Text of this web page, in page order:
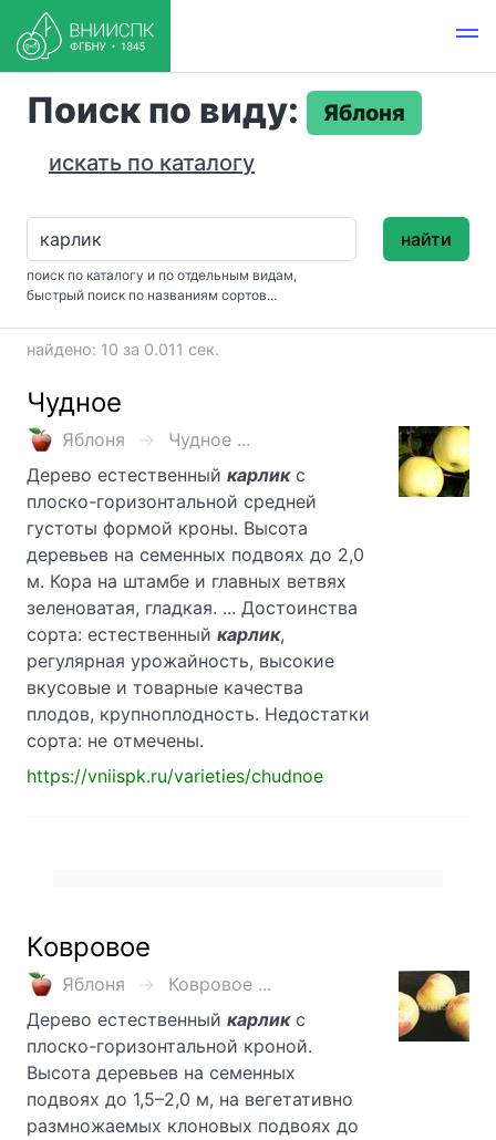
Поиск по виду:
Яблоня
искать по каталогу
поиск по каталогу и по отдельным видам,
быстрый поиск по названиям сортов...
найти
найдено: 10 за 0.011 сек.
Чудное
Яблоня
Чудное ...
Дерево естественный карликс
плоско-горизонтальной средней
густоты формой кроны. Высота
деревьев на семенных подвоях до 2,0
м. Кора на штамбе и главных ветвях
зеленоватая, гладкая. ... Достоинства
сорта: естественный карлик,
регулярная урожайность, высокие
вкусовые и товарные качества
плодов, крупноплодность. Недостатки
сорта: не отмечены.
https://vniispk.ru/varieties/chudnoe
Ковровое
Яблоня
Ковровое ...
Дерево естественный карликс
плоско-горизонтальной кроной.
Высота деревьев на семенных
подвоях до 1,5–2,0 м, на вегетативно
размножаемых клоновых подвоях до